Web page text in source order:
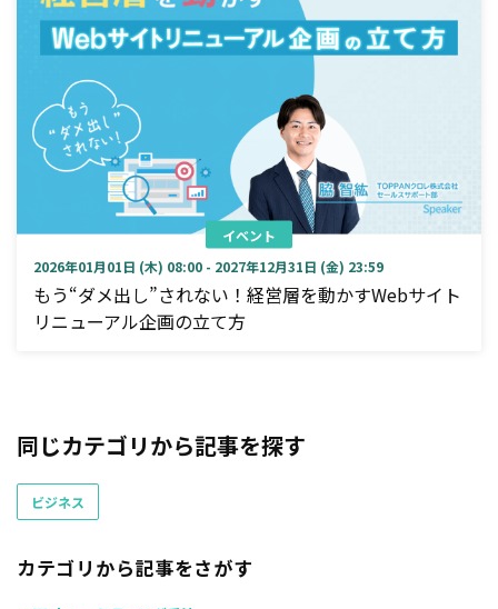
イベント
2026年01月01日 (木) 08:00 - 2027年12月31日 (金) 23:59
もう“ダメ出し”されない！経営層を動かすWebサイト
リニューアル企画の立て方
同じカテゴリから記事を探す
ビジネス
カテゴリから記事をさがす